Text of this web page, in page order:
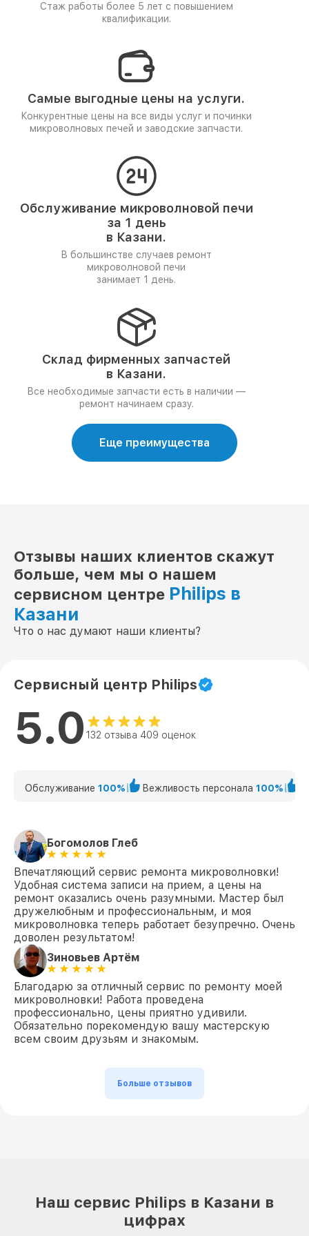
Стаж работы более 5 лет с повышением
квалификации.
Самые выгодные цены на услуги.
Конкурентные цены на все виды услуг и починки
микроволновых печей и заводские запчасти.
Обслуживание микроволновой печи
за 1 день
в Казани.
В большинстве случаев ремонт
микроволновой печи
занимает 1 день.
Склад фирменных запчастей
в Казани.
Все необходимые запчасти есть в наличии —
ремонт начинаем сразу.
Еще преимущества
Отзывы наших клиентов скажут
больше, чем мы о нашем
сервисном центре Philips в
Казани
Что о нас думают наши клиенты?
Сервисный центр Philips
5.0 132 отзыва 409 оценок
Обслуживание 100% Вежливость персонала 100%
Богомолов Глеб
Впечатляющий сервис ремонта микроволновки!
Удобная система записи на прием, а цены на
ремонт оказались очень разумными. Мастер был
дружелюбным и профессиональным, и моя
микроволновка теперь работает безупречно. Очень
доволен результатом!
Зиновьев Артём
Благодарю за отличный сервис по ремонту моей
микроволновки! Работа проведена
профессионально, цены приятно удивили.
Обязательно порекомендую вашу мастерскую
всем своим друзьям и знакомым.
Больше отзывов
Наш сервис Philips в Казани в
цифрах